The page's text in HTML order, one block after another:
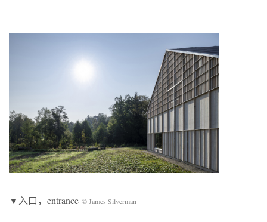
▼入口，entrance © James Silverman